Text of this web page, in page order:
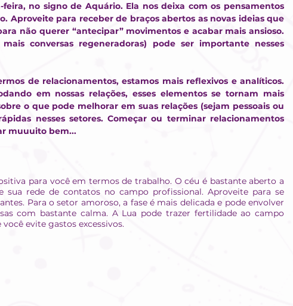
no signo de Aquário. Ela nos deixa com os pensamentos
Aproveite para receber de braços abertos as novas ideias que
não querer “antecipar” movimentos e acabar mais ansioso.
conversas regeneradoras) pode ser importante nesses
de relacionamentos, estamos mais reflexivos e analíticos.
em nossas relações, esses elementos se tornam mais
o que pode melhorar em suas relações (sejam pessoais ou
nesses setores. Começar ou terminar relacionamentos
muuuito bem...
para você em termos de trabalho. O céu é bastante aberto a
sua rede de contatos no campo profissional. Aproveite para se
Para o setor amoroso, a fase é mais delicada e pode envolver
com bastante calma. A Lua pode trazer fertilidade ao campo
evite gastos excessivos.